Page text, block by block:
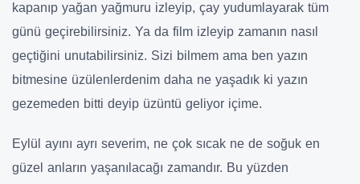
kapanıp yağan yağmuru izleyip, çay yudumlayarak tüm
günü geçirebilirsiniz. Ya da film izleyip zamanın nasıl
geçtiğini unutabilirsiniz. Sizi bilmem ama ben yazın
bitmesine üzülenlerdenim daha ne yaşadık ki yazın
gezemeden bitti deyip üzüntü geliyor içime.
Eylül ayını ayrı severim, ne çok sıcak ne de soğuk en
güzel anların yaşanılacağı zamandır. Bu yüzden